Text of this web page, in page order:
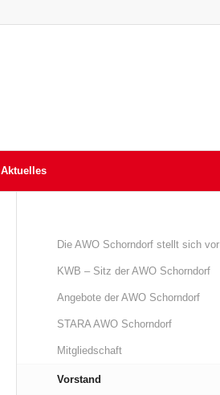
Aktuelles
Die AWO Schorndorf stellt sich vor
KWB – Sitz der AWO Schorndorf
Angebote der AWO Schorndorf
STARA AWO Schorndorf
Mitgliedschaft
Vorstand